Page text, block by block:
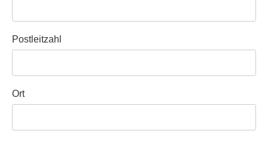
Postleitzahl
Ort